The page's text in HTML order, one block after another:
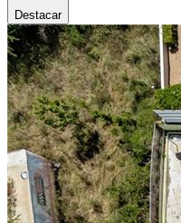
Destacar